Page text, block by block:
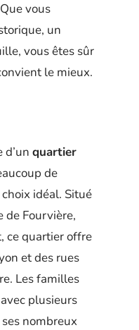
vous
un
vous êtes sûr
le mieux.
d’un quartier
de
idéal. Situé
de Fourvière,
ce quartier offre
et des rues
Les familles
plusieurs
nombreux